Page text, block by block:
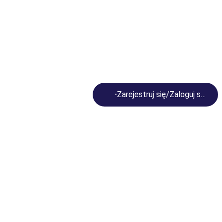
Loading...
Zarejestruj się/Zaloguj się